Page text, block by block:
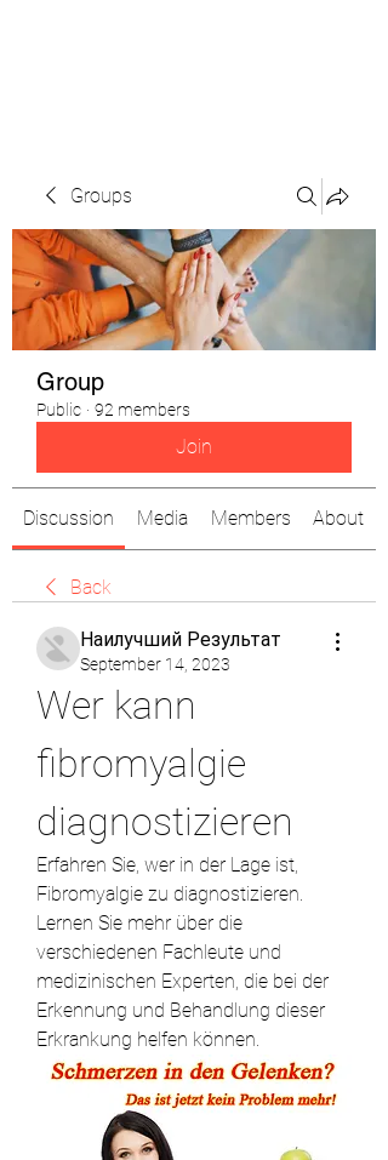
Groups
Group
Public · 92 members
Join
Discussion Media Members About
Back
Наилучший Результат
September 14, 2023
Wer kann
fibromyalgie
diagnostizieren
Erfahren Sie, wer in der Lage ist,
Fibromyalgie zu diagnostizieren.
Lernen Sie mehr über die
verschiedenen Fachleute und
medizinischen Experten, die bei der
Erkennung und Behandlung dieser
Erkrankung helfen können.